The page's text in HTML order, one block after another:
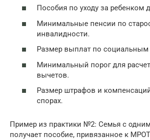
Пособия по уходу за ребенком
Минимальные пенсии по
инвалидности.
Размер выплат по социальным
Минимальный порог для
вычетов.
Размер штрафов и
спорах.
Пример из практики №2: Семья с
получает пособие, привязанное к